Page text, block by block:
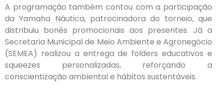
A programação também contou com a participação
da Yamaha Náutica, patrocinadora do torneio, que
distribuiu bonés promocionais aos presentes. Já a
Secretaria Municipal de Meio Ambiente e Agronegócio
(SEMEA) realizou a entrega de folders educativos e
squeezes personalizadas, reforçando a
conscientização ambiental e hábitos sustentáveis.